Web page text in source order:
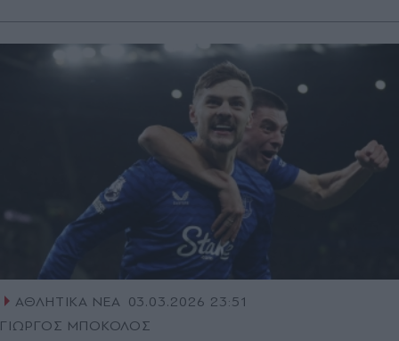
ΑΘΛΗΤΙΚΑ ΝΕΑ 03.03.2026 23:51
ΓΙΩΡΓΟΣ ΜΠΟΚΟΛΟΣ